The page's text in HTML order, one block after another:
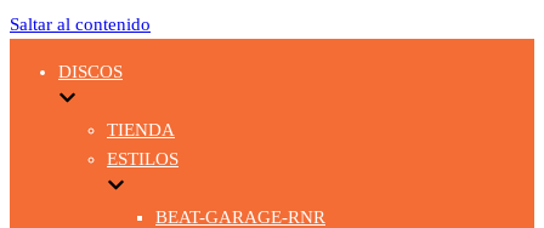
Saltar al contenido
DISCOS
TIENDA
ESTILOS
BEAT-GARAGE-RNR